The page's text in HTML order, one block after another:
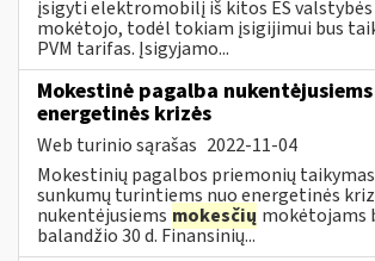
įsigyti elektromobilį iš kitos ES valstybės
mokėtojo, todėl tokiam įsigijimui bus
PVM tarifas. Įsigyjamo...
Mokestinė pagalba
energetinės krizės
Web turinio sąrašas 2022-11-04
Mokestinių pagalbos priemonių
sunkumų turintiems nuo energetinės
nukentėjusiems mokesčių mokėtojams
balandžio 30 d. Finansinių...